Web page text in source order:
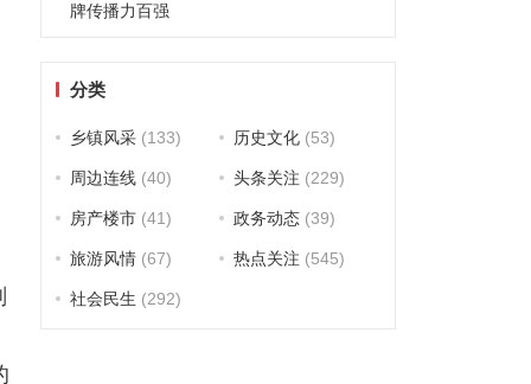
牌传播力百强
分类
乡镇风采(133) 历史文化(53)
周边连线(40) 头条关注 (229)
房产楼市(41) 政务动态(39)
旅游风情(67) 热点关注 (545)
社会民生 (292)